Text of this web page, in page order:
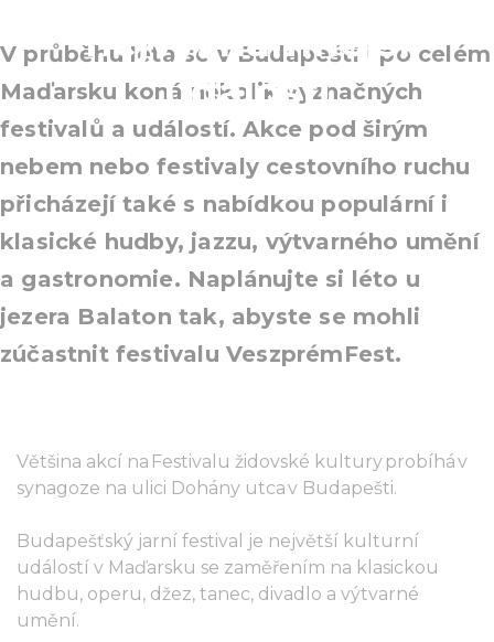
nejvýznamnější
události
V průběhu léta se v Budapešti i po celém
Maďarsku koná několik význačných
festivalů a událostí. Akce pod širým
nebem nebo festivaly cestovního ruchu
přicházejí také s nabídkou populární i
klasické hudby, jazzu, výtvarného umění
a gastronomie. Naplánujte si léto u
jezera Balaton tak, abyste se mohli
zúčastnit festivalu VeszprémFest.
Většina akcí na Festivalu židovské kultury probíhá v
synagoze na ulici Dohány utca v Budapešti.
Budapešťský jarní festival je největší kulturní
událostí v Maďarsku se zaměřením na klasickou
hudbu, operu, džez, tanec, divadlo a výtvarné
umění.